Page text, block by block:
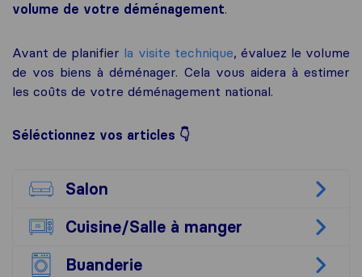
volume de votre déménagement.
Avant de planifier la visite technique, évaluez le volume
de vos biens à déménager. Cela vous aidera à estimer
les coûts de votre déménagement national.
Séléctionnez vos articles 👇
Salon
Cuisine/​Salle à manger
Buanderie